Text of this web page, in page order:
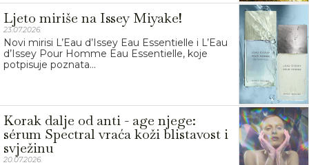
Ljeto miriše na Issey Miyake!
23.07.2026.
Novi mirisi L’Eau d’Issey Eau Essentielle i L’Eau
d’Issey Pour Homme Eau Essentielle, koje
potpisuje poznata...
Korak dalje od anti - age njege:
sérum Spectral vraća koži blistavost i
svježinu
20.07.2026.